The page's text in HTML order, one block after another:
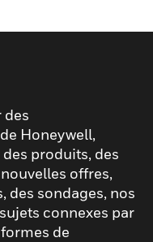
des
Honeywell,
produits, des
offres,
des sondages, nos
connexes par
de